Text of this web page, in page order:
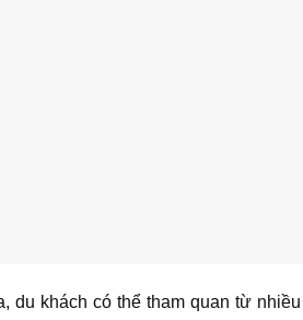
du khách có thể tham quan từ